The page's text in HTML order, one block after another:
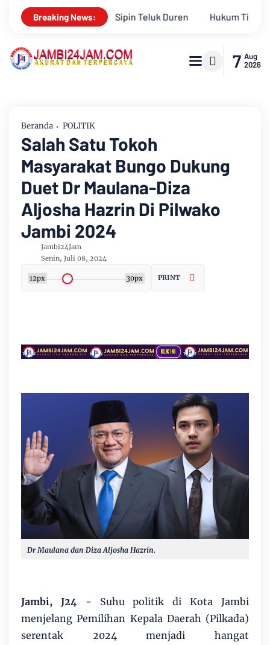
Breaking News:
Hukum Tidak Tunduk pada Persepsi: Kritik Terhadap
7 Aug
2026
Beranda POLITIK
Salah Satu Tokoh
Masyarakat Bungo Dukung
Duet Dr Maulana-Diza
Aljosha Hazrin Di Pilwako
Jambi 2024
Jambi24Jam
Senin, Juli 08, 2024
12px 30px PRINT
Dr Maulana dan Diza Aljosha Hazrin.
Jambi, J24- Suhu politik di Kota Jambi
menjelang Pemilihan Kepala Daerah (Pilkada)
serentak 2024 menjadi hangat